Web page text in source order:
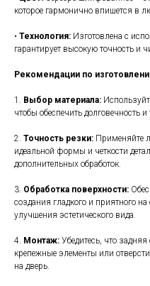
которое гармонично впишется в
• Технология: Изготовлена с
гарантирует высокую точность и
Рекомендации по
1. Выбор материала:
чтобы обеспечить долговечность
2. Точность резки: Применяйте
идеальной формы и четкости
дополнительных обработок.
3. Обработка поверхности:
создания гладкого и приятного
улучшения эстетического вида.
4. Монтаж: Убедитесь, что
крепежные элементы или
на дверь.